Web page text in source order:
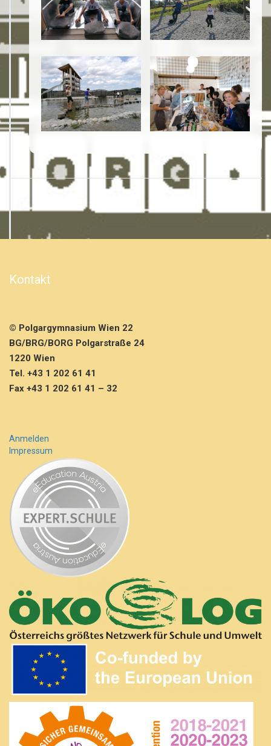
Kontakt
© Polgargymnasium Wien 22
BG/BRG/BORG Polgarstraße 24
1220 Wien
Tel. +43 1 202 61 41
Fax +43 1 202 61 41 – 32
Anmelden
Impressum